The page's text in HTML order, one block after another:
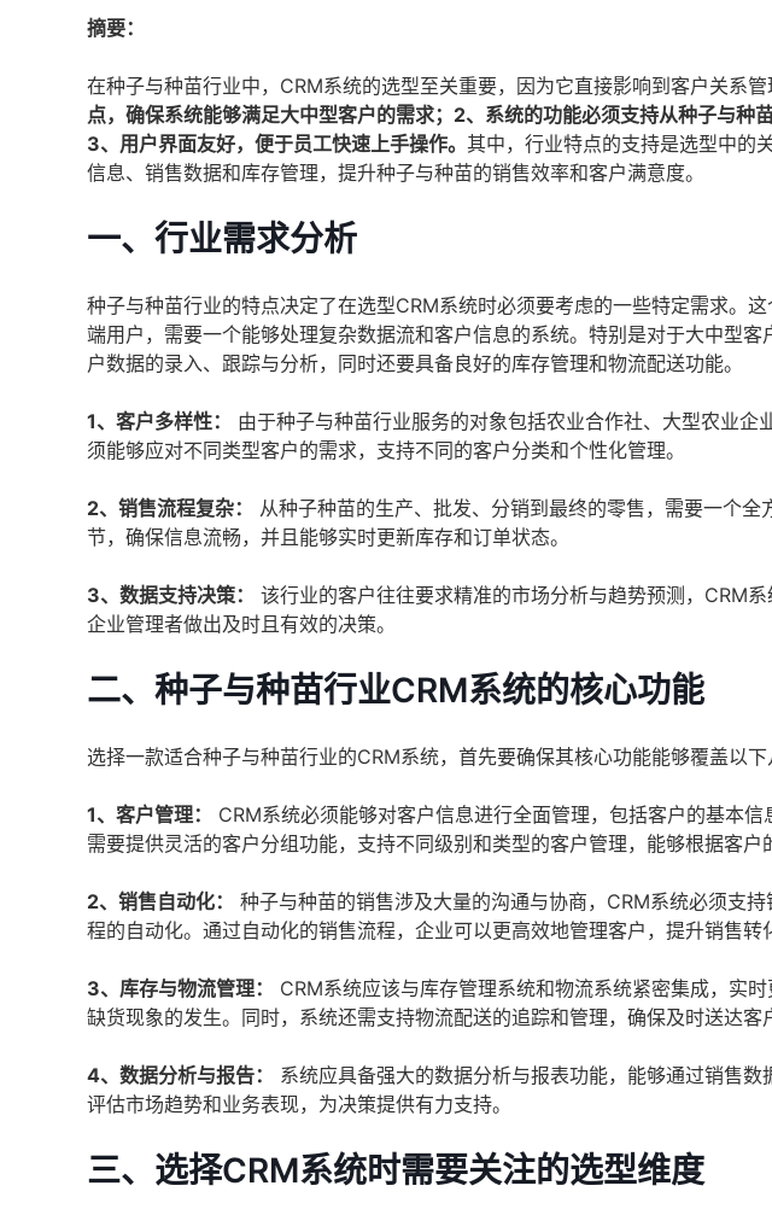
摘要：
在种子与种苗行业中，CRM系统的选型至关重要，因为它直接影响到客户关系管
点，确保系统能够满足大中型客户的需求；2、系统的功能必须支持从种子与种
3、用户界面友好，便于员工快速上手操作。 其中，行业特点的支持是选型中的
信息、销售数据和库存管理，提升种子与种苗的销售效率和客户满意度。
一、行业需求分析
种子与种苗行业的特点决定了在选型CRM系统时必须要考虑的一些特定需求。
端用户，需要一个能够处理复杂数据流和客户信息的系统。特别是对于大中型
户数据的录入、跟踪与分析，同时还要具备良好的库存管理和物流配送功能。
1、客户多样性：
由于种子与种苗行业服务的对象包括农业合作社、大型农业
须能够应对不同类型客户的需求，支持不同的客户分类和个性化管理。
2、销售流程复杂：
从种子种苗的生产、批发、分销到最终的零售，需要一个
节，确保信息流畅，并且能够实时更新库存和订单状态。
3、数据支持决策：
该行业的客户往往要求精准的市场分析与趋势预测，CRM
企业管理者做出及时且有效的决策。
二、种子与种苗行业CRM系统的核心功能
选择一款适合种子与种苗行业的CRM系统，首先要确保其核心功能能够覆盖以下
1、客户管理：
CRM系统必须能够对客户信息进行全面管理，包括客户的基本
需要提供灵活的客户分组功能，支持不同级别和类型的客户管理，能够根据客户
2、销售自动化：
种子与种苗的销售涉及大量的沟通与协商，CRM系统必须支
程的自动化。通过自动化的销售流程，企业可以更高效地管理客户，提升销售转
3、库存与物流管理：
CRM系统应该与库存管理系统和物流系统紧密集成，实
缺货现象的发生。同时，系统还需支持物流配送的追踪和管理，确保及时送达客
4、数据分析与报告：
系统应具备强大的数据分析与报表功能，能够通过销售
评估市场趋势和业务表现，为决策提供有力支持。
三、选择CRM系统时需要关注的选型维度